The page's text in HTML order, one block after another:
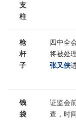
支
柱
枪
杆
子
四中全
将被处
张又侠
钱
袋
证监会
查，时